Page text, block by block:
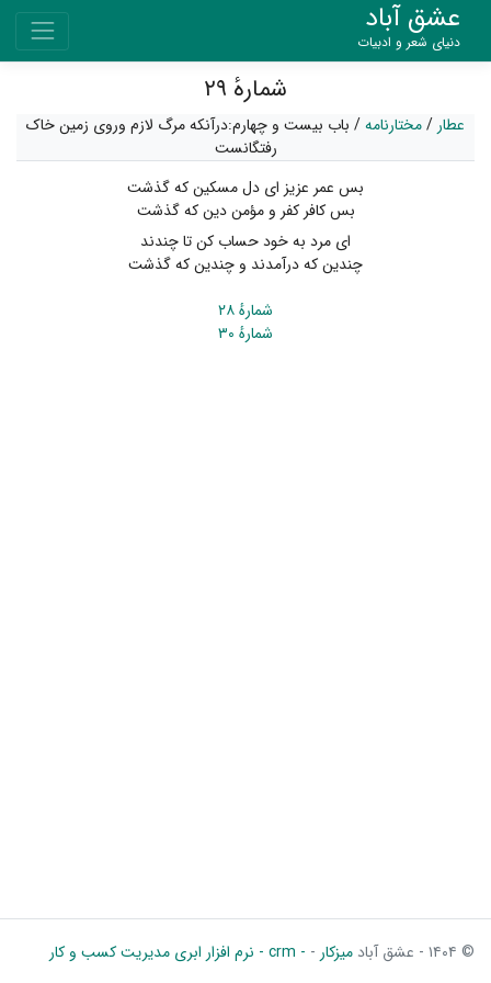
عشق آباد
دنیای شعر و ادبیات
شمارهٔ ۲۹
عطار /مختارنامه/ باب بیست و چهارم:درآنکه مرگ لازم وروی زمین خاک
رفتگانست
بس عمر عزیز ای دل مسکین که گذشت
بس کافر کفر و مؤمن دین که گذشت
ای مرد به خود حساب کن تا چندند
چندین که درآمدند و چندین که گذشت
شمارهٔ ۲۸
شمارهٔ ۳۰
© ۱۴۰۴ - عشق آباد میزکار - - crm - نرم افزار ابری مدیریت کسب و کار